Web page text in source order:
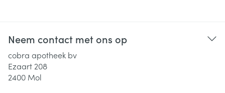
Neem contact met ons op
cobra apotheek bv
Ezaart 208
2400 Mol